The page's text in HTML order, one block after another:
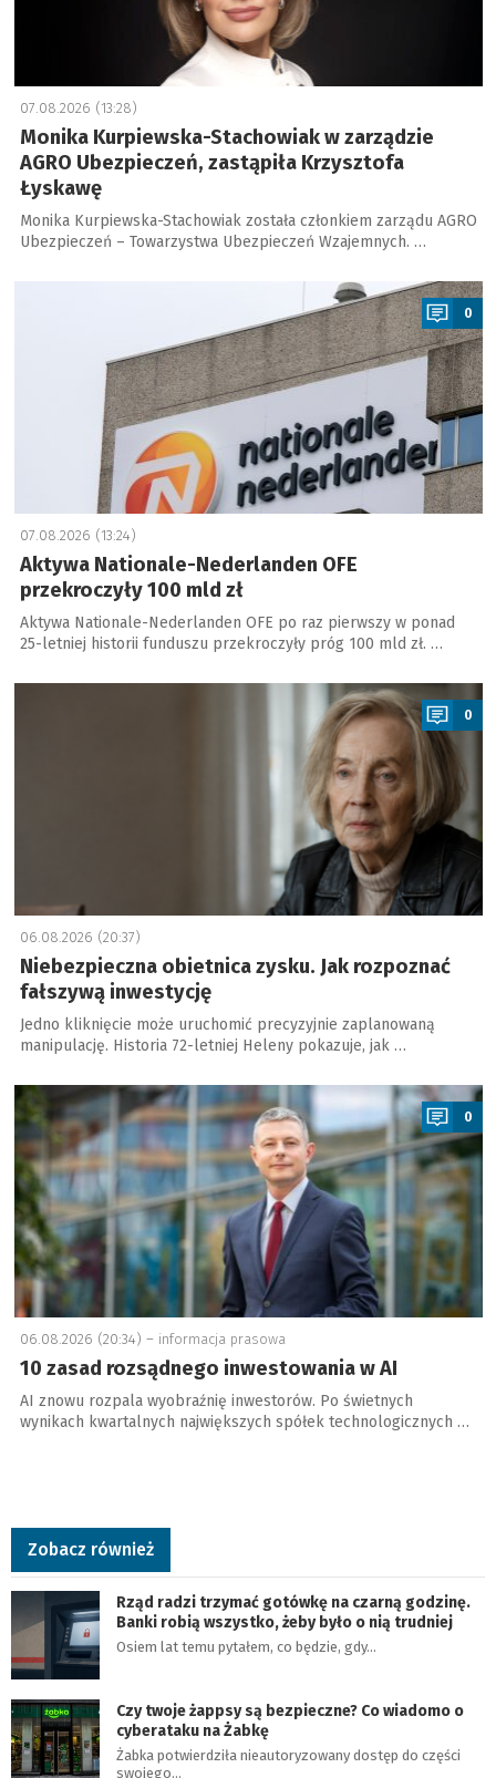
07.08.2026 (13:28)
Monika Kurpiewska-Stachowiak w zarządzie
AGRO Ubezpieczeń, zastąpiła Krzysztofa
Łyskawę
Monika Kurpiewska-Stachowiak została członkiem zarządu AGRO
Ubezpieczeń – Towarzystwa Ubezpieczeń Wzajemnych. …
0
07.08.2026 (13:24)
Aktywa Nationale-Nederlanden OFE
przekroczyły 100 mld zł
Aktywa Nationale-Nederlanden OFE po raz pierwszy w ponad
25-letniej historii funduszu przekroczyły próg 100 mld zł. …
a
0
06.08.2026 (20:37)
Niebezpieczna obietnica zysku. Jak rozpoznać
fałszywą inwestycję
Jedno kliknięcie może uruchomić precyzyjnie zaplanowaną
manipulację. Historia 72-letniej Heleny pokazuje, jak …
a
0
06.08.2026 (20:34) – informacja prasowa
10 zasad rozsądnego inwestowania w AI
AI znowu rozpala wyobraźnię inwestorów. Po świetnych
wynikach kwartalnych największych spółek technologicznych …
Zobacz również
Rząd radzi trzymać gotówkę na czarną godzinę.
Banki robią wszystko, żeby było o nią trudniej
Osiem lat temu pytałem, co będzie, gdy…
Czy twoje żappsy są bezpieczne? Co wiadomo o
cyberataku na Żabkę
Żabka potwierdziła nieautoryzowany dostęp do części
swojego…